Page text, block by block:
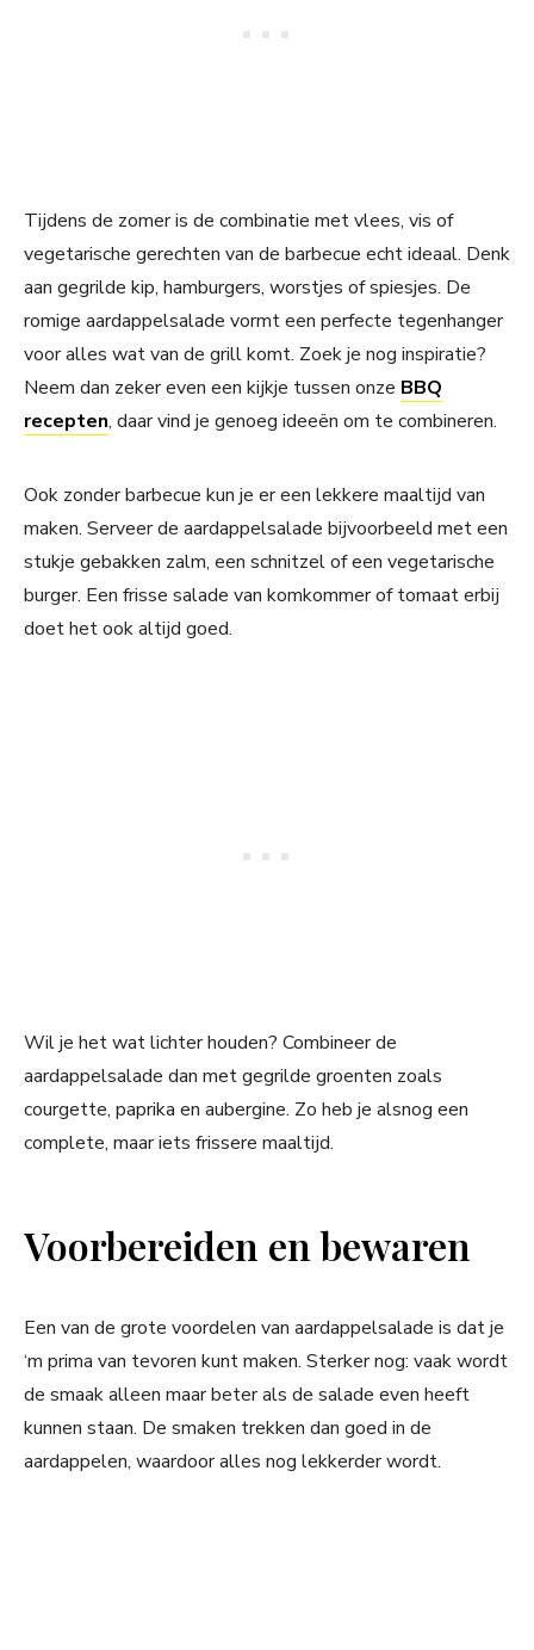
Tijdens de zomer is de combinatie met vlees, vis of
vegetarische gerechten van de barbecue echt ideaal. Denk
aan gegrilde kip, hamburgers, worstjes of spiesjes. De
romige aardappelsalade vormt een perfecte tegenhanger
voor alles wat van de grill komt. Zoek je nog inspiratie?
Neem dan zeker even een kijkje tussen onze BBQ
recepten, daar vind je genoeg ideeën om te combineren.
Ook zonder barbecue kun je er een lekkere maaltijd van
maken. Serveer de aardappelsalade bijvoorbeeld met een
stukje gebakken zalm, een schnitzel of een vegetarische
burger. Een frisse salade van komkommer of tomaat erbij
doet het ook altijd goed.
Wil je het wat lichter houden? Combineer de
aardappelsalade dan met gegrilde groenten zoals
courgette, paprika en aubergine. Zo heb je alsnog een
complete, maar iets frissere maaltijd.
Voorbereiden en bewaren
Een van de grote voordelen van aardappelsalade is dat je
‘m prima van tevoren kunt maken. Sterker nog: vaak wordt
de smaak alleen maar beter als de salade even heeft
kunnen staan. De smaken trekken dan goed in de
aardappelen, waardoor alles nog lekkerder wordt.